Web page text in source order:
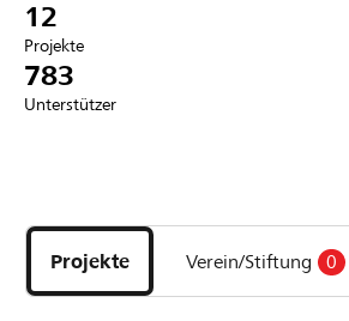
Anmelden
DE FR IT
12
Projekte
783
Unterstützer
Projekte
und
Organisationen
Projekte Verein/Stiftung 0